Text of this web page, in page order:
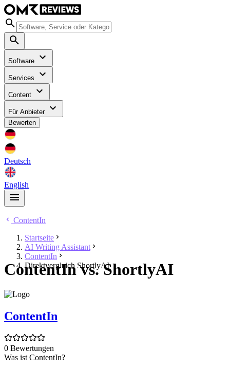
Software
Services
Content
Für Anbieter
Bewerten
Deutsch
English
ContentIn
Startseite
AI Writing Assistant
ContentIn
Direktvergleich ShortlyAI
ContentIn vs. ShortlyAI
ContentIn
0 Bewertungen
Was ist ContentIn?